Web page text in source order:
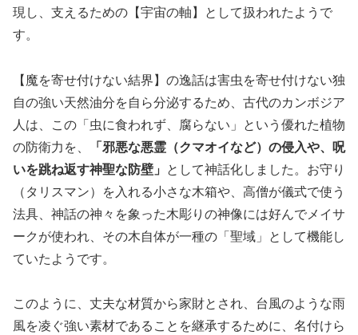
現し、支えるための【宇宙の軸】として扱われたようで
す。
【魔を寄せ付けない結界】の逸話は害虫を寄せ付けない独
自の強い天然油分を自ら分泌するため、古代のカンボジア
人は、この「虫に食われず、腐らない」という優れた植物
の防衛力を、
「邪悪な悪霊（クマオイなど）の侵入や、呪
いを跳ね返す神聖な防壁」
として神話化しました。お守り
（タリスマン）を入れる小さな木箱や、高僧が儀式で使う
法具、神話の神々を象った木彫りの神像には好んでメイサ
ークが使われ、その木自体が一種の「聖域」として機能し
ていたようです。
このように、丈夫な材質から家財とされ、台風のような雨
風を凌ぐ強い素材であることを継承するために、名付けら